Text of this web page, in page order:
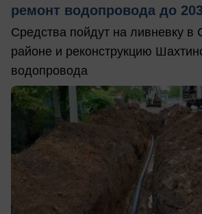
ремонт водопровода до
Средства пойдут на ливневку в
районе и реконструкцию
водопровода